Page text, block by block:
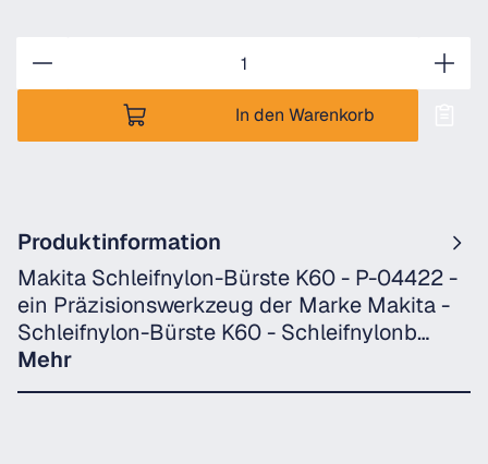
In den Warenkorb
Produktinformation
Makita Schleifnylon-Bürste K60 - P-04422 -
ein Präzisionswerkzeug der Marke Makita -
Schleifnylon-Bürste K60 - Schleifnylonb…
Mehr